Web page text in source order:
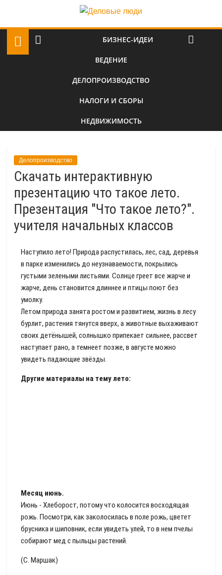
БИЗНЕС-ИДЕИ
ВЕДЕНИЕ
ДЕЛОПРОИЗВОДСТВО
НАЛОГИ И СБОРЫ
НЕДВИЖИМОСТЬ
Делопроизводство
Скачать интерактивную
презентацию что такое лето.
Презентация "Что такое лето?".
учителя начальных классов
Наступило лето! Природа распустилась, лес, сад, деревья
в парке изменились до неузнаваемости, покрылись
густыми зелеными листьями. Солнце греет все жарче и
жарче, день становится длиннее и птицы поют без
умолку.
Летом природа занята ростом и развитием, жизнь в лесу
бурлит, растения тянутся вверх, а животные выхаживают
своих детёнышей, солнышко припекает сильнее, рассвет
наступает рано, а темнеет позже, в августе можно
увидеть падающие звёзды.
Другие материалы на тему лето:
Месяц июнь.
Июнь - Хлеборост, потому что колосится восходящая
рожь. Посмотри, как заколосилась в поле рожь, цветет
брусника и шиповник, если увидеть улей, то в нем пчелы
собирают мед с пыльцы растений.
(С. Маршак)